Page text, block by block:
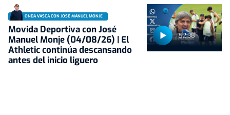
52:38
ONDA VASCA CON JOSÉ MANUEL MONJE
Movida Deportiva con José
Manuel Monje (04/08/26) | El
Athletic continúa descansando
antes del inicio liguero